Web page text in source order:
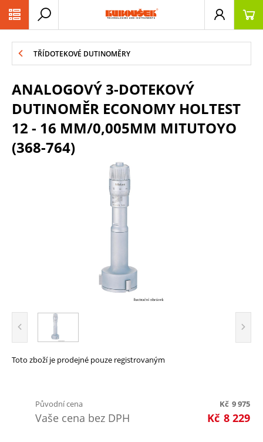
TŘÍDOTEKOVÉ DUTINOMĚRY
ANALOGOVÝ 3-DOTEKOVÝ
DUTINOMĚR ECONOMY HOLTEST
12 - 16 MM/0,005MM MITUTOYO
(368-764)
Toto zboží je prodejné pouze registrovaným
Původní cena 9 975
Kč
Vaše cena bez DPH 8 229
Kč